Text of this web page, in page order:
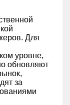
Для
уровне,
обновляют
за